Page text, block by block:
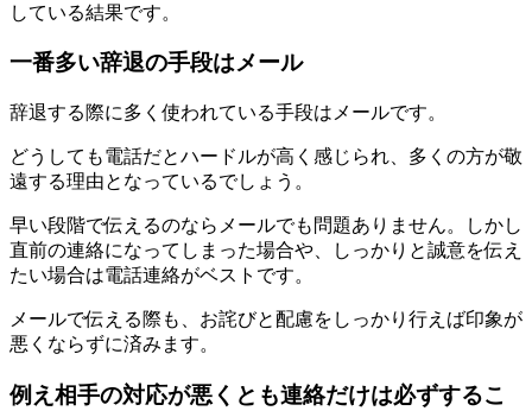
している結果です。
一番多い辞退の手段はメール
辞退する際に多く使われている手段はメールです。
どうしても電話だとハードルが高く感じられ、多くの方が敬
遠する理由となっているでしょう。
早い段階で伝えるのならメールでも問題ありません。しかし
直前の連絡になってしまった場合や、しっかりと誠意を伝え
たい場合は電話連絡がベストです。
メールで伝える際も、お詫びと配慮をしっかり行えば印象が
悪くならずに済みます。
例え相手の対応が悪くとも連絡だけは必ずするこ